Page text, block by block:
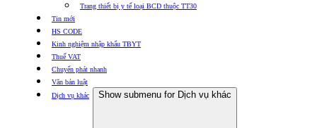
Trang thiết bị y tế loại BCD thuộc TT30
Tin mới
HS CODE
Kinh nghiệm nhập khẩu TBYT
Thuế VAT
Chuyển phát nhanh
Văn bản luật
Dịch vụ khác
Show submenu for Dịch vụ khác